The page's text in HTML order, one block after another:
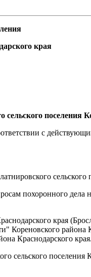
края
сельского поселения
с
сельского
похоронного дела
края
Кореновского района
Краснодарского края.
поселения